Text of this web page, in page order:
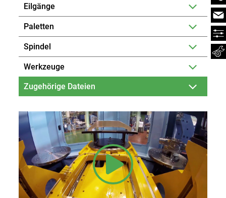
Paletten
Spindel
Werkzeuge
Zugehörige Dateien